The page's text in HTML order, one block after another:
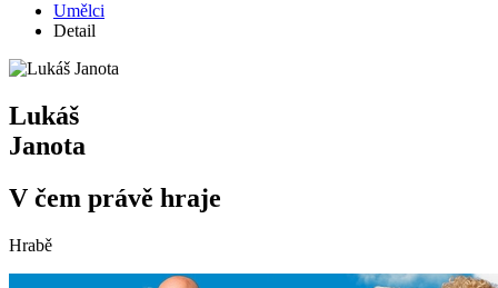
Umělci
Detail
Lukáš
Janota
V čem právě hraje
Hrabě